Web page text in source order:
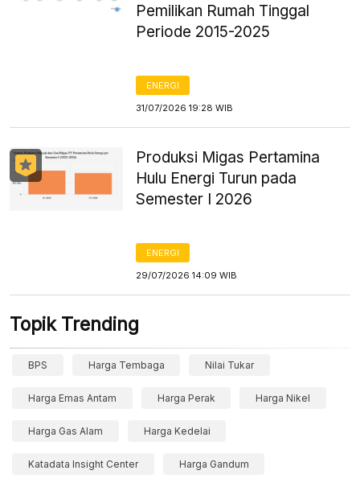
Pemilikan Rumah Tinggal
Periode 2015-2025
ENERGI
31/07/2026 19:28 WIB
Produksi Migas Pertamina
Hulu Energi Turun pada
Semester I 2026
ENERGI
29/07/2026 14:09 WIB
Topik Trending
BPS Harga Tembaga Nilai Tukar
Harga Emas Antam Harga Perak Harga Nikel
Harga Gas Alam Harga Kedelai
Katadata Insight Center Harga Gandum